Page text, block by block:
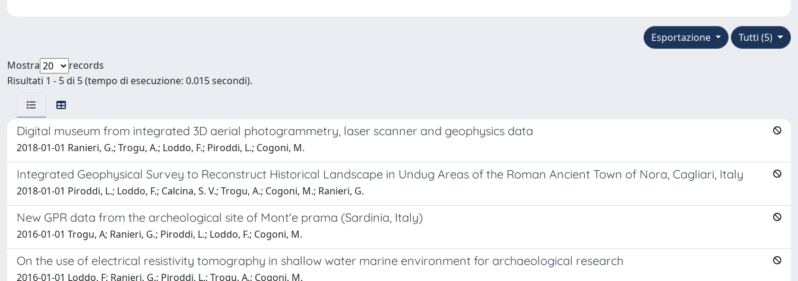
Tutti (5)
Esportazione
Mostra
records
Risultati 1 - 5 di 5 (tempo di esecuzione: 0.015 secondi).
Digital museum from integrated 3D aerial photogrammetry, laser scanner and geophysics data
2018-01-01 Ranieri, G.; Trogu, A.; Loddo, F.; Piroddi, L.; Cogoni, M.
Integrated Geophysical Survey to Reconstruct Historical Landscape in Undug Areas of the Roman Ancient Town of Nora, Cagliari, Italy
2018-01-01 Piroddi, L.; Loddo, F.; Calcina, S. V.; Trogu, A.; Cogoni, M.; Ranieri, G.
New GPR data from the archeological site of Mont'e prama (Sardinia, Italy)
2016-01-01 Trogu, A; Ranieri, G.; Piroddi, L.; Loddo, F.; Cogoni, M.
On the use of electrical resistivity tomography in shallow water marine environment for archaeological research
2016-01-01 Loddo, F; Ranieri, G.; Piroddi, L.; Trogu, A.; Cogoni, M.